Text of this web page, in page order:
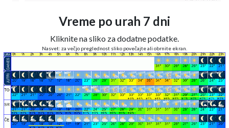
Vreme po urah 7 dni
Kliknite na sliko za dodatne podatke.
Nasvet: za večjo preglednost sliko povečajte ali obrnite ekran.